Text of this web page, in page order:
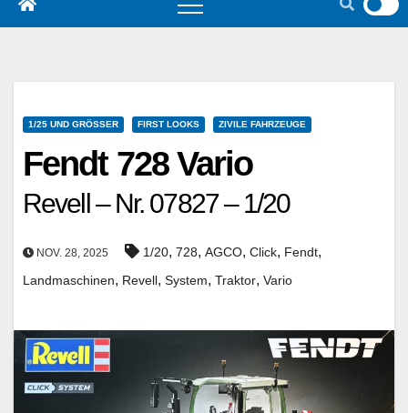
1/25 UND GRÖSSER FIRST LOOKS ZIVILE FAHRZEUGE
Fendt 728 Vario
Revell – Nr. 07827 – 1/20
NOV. 28, 2025 1/20, 728, AGCO, Click, Fendt,
Landmaschinen, Revell, System, Traktor, Vario